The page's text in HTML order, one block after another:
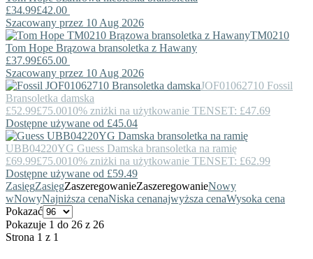
£34.99£42.00
Szacowany przez 10 Aug 2026
TM0210
Tom Hope Brązowa bransoletka z Hawany
£37.99£65.00
Szacowany przez 10 Aug 2026
JOF01062710 Fossil
Bransoletka damska
£52.99£75.0010% zniżki na użytkowanie TENSET: £47.69
Dostępne używane od £45.04
UBB04220YG Guess Damska bransoletka na ramię
£69.99£75.0010% zniżki na użytkowanie TENSET: £62.99
Dostępne używane od £59.49
ZasięgZasięgZaszeregowanieZaszeregowanieNowy
wNowyNajniższa cenaNiska cenanajwyższa cenaWysoka cena
Pokazać
Pokazuje 1 do 26 z 26
Strona 1 z 1